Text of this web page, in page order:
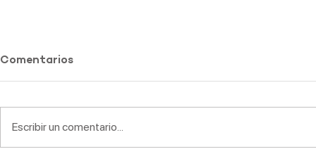
Comentarios
Escribir un comentario...